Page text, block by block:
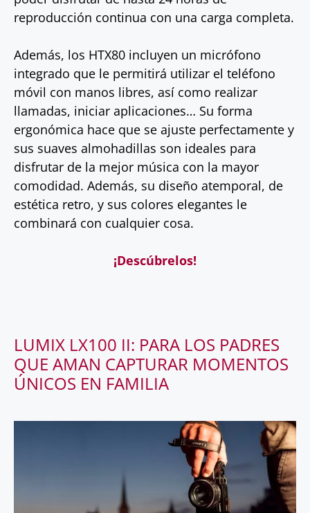
reproducción continua con una carga completa.
Además, los HTX80 incluyen un micrófono
integrado que le permitirá utilizar el teléfono
móvil con manos libres, así como realizar
llamadas, iniciar aplicaciones… Su forma
ergonómica hace que se ajuste perfectamente y
sus suaves almohadillas son ideales para
disfrutar de la mejor música con la mayor
comodidad. Además, su diseño atemporal, de
estética retro, y sus colores elegantes le
combinará con cualquier cosa.
¡Descúbrelos!
LUMIX LX100 II: PARA LOS PADRES
QUE AMAN CAPTURAR MOMENTOS
ÚNICOS EN FAMILIA